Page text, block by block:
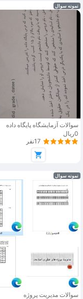
نمونه سوال
سوالات آزمایشگاه پایگاه داده
0ریال
17نفر
نمونه سوال
سوالات مدیریت پروژه